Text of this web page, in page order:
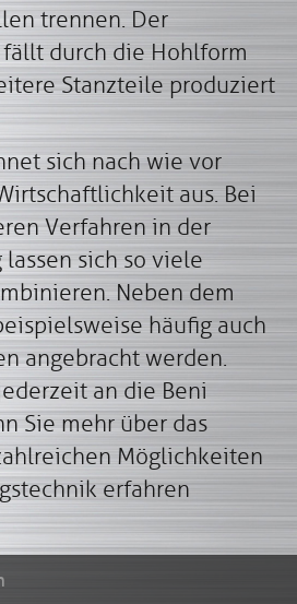
trennen. Der
durch die Hohlform
Stanzteile produziert
sich nach wie vor
aus. Bei
Verfahren in der
sich so viele
Neben dem
häufig auch
angebracht werden.
an die Beni
Sie mehr über das
Möglichkeiten
erfahren